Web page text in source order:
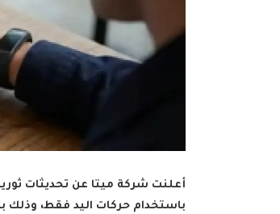
باستخدام حركات اليد فقط، وذلك